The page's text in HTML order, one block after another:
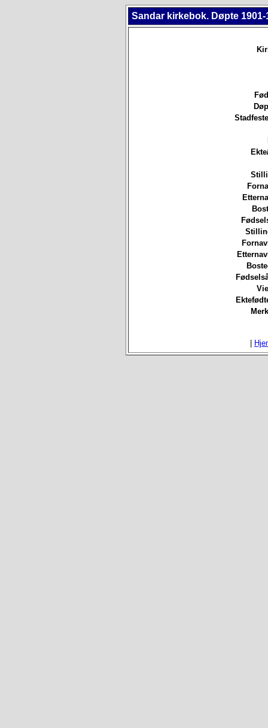
Sandar kirkebok. Døpte 1901-